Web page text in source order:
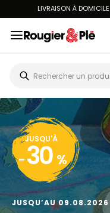
LIVRAISON À
JUSQU'À
- 30 %
JUSQU’AU 09.08.2026